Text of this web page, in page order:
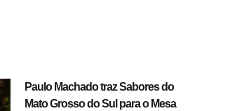
Paulo Machado traz Sabores do
Mato Grosso do Sul para o Mesa